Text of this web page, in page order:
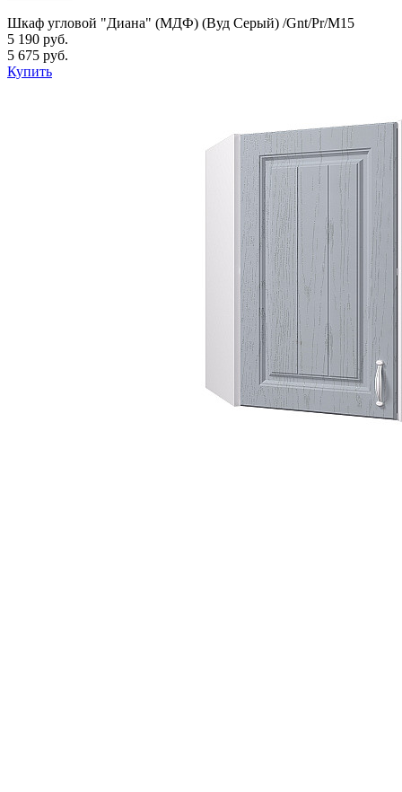
Шкаф угловой "Диана" (МДФ) (Вуд Серый) /Gnt/Pr/М15
5 190 руб.
5 675 руб.
Купить